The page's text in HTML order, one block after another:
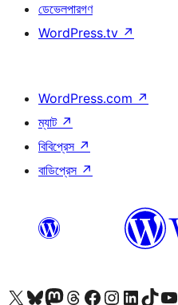
ডেভেলপারগণ
WordPress.tv ↗
WordPress.com ↗
ম্যাট ↗
বিবিপ্রেস ↗
বাডিপ্রেস ↗
আমাদের X (আগের টুইটার) অ্যাকাউন্টে যানআমাদের Bluesky অ্যাকাউন্টটি দেখুনআমাদের মাস্টোডন অ্যাকাউন্টটি দেখুনআমাদের থ্রেডস অ্যাকাউন্টটি দেখুনআমাদের ফেসবুক পেজ দেখুনআমাদের ইন্সটাগ্রাম অ্যাকাউন্ট দেখুনআমাদের লিঙ্কডইন অ্যাকাউন্টে যানআমাদের TikTok অ্যাকাউন্টটি দেখুনআমাদের ইউটিউব চ্যানেলে যান